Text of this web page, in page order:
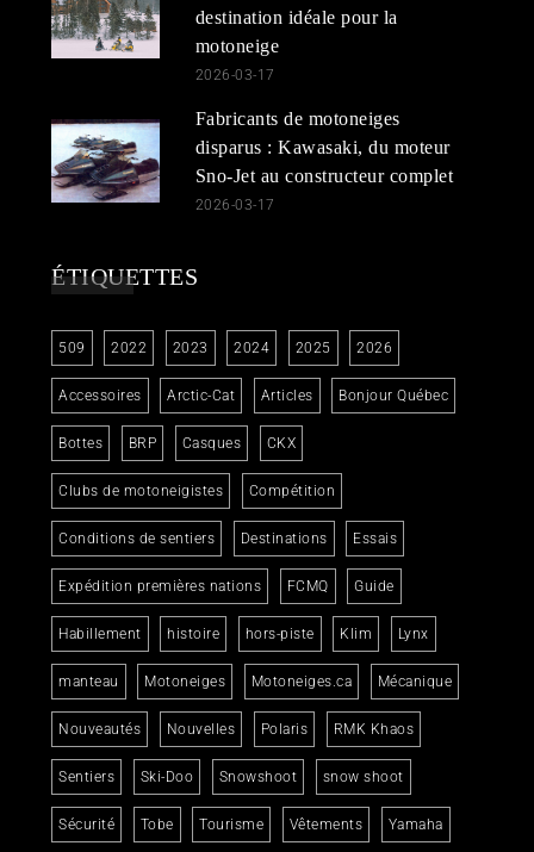
destination idéale pour la
motoneige
2026-03-17
Fabricants de motoneiges
disparus : Kawasaki, du moteur
Sno-Jet au constructeur complet
2026-03-17
ÉTIQUETTES
509 2022 2023 2024 2025 2026
Accessoires Arctic-Cat Articles Bonjour Québec
Bottes BRP Casques CKX
Clubs de motoneigistes Compétition
Conditions de sentiers Destinations Essais
Expédition premières nations FCMQ Guide
Habillement histoire hors-piste Klim Lynx
manteau Motoneiges Motoneiges.ca Mécanique
Nouveautés Nouvelles Polaris RMK Khaos
Sentiers Ski-Doo Snowshoot snow shoot
Sécurité Tobe Tourisme Vêtements Yamaha